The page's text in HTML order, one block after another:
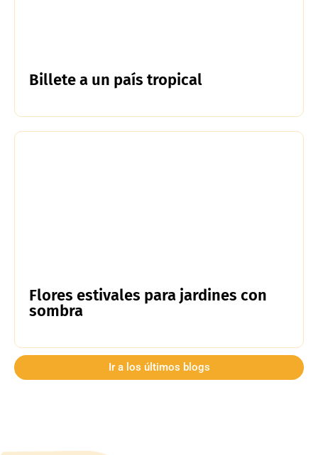
Billete a un país tropical
Flores estivales para jardines con
sombra
Ir a los últimos blogs